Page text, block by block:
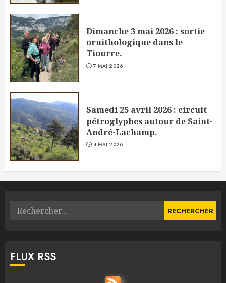
Dimanche 3 mai 2026 : sortie
ornithologique dans le
Tiourre.
7 MAI 2026
Samedi 25 avril 2026 : circuit
pétroglyphes autour de Saint-
André-Lachamp.
4 MAI 2026
Rechercher :
FLUX RSS